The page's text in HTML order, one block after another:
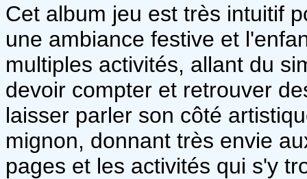
Cet album jeu est très intuitif
une ambiance festive et
multiples activités, allant du
devoir compter et retrouver
laisser parler son côté
mignon, donnant très envie
pages et les activités qui s'y